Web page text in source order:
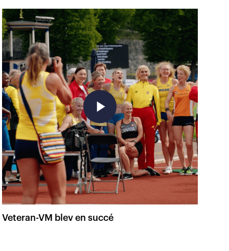
play_arrow
Veteran-VM blev en succé